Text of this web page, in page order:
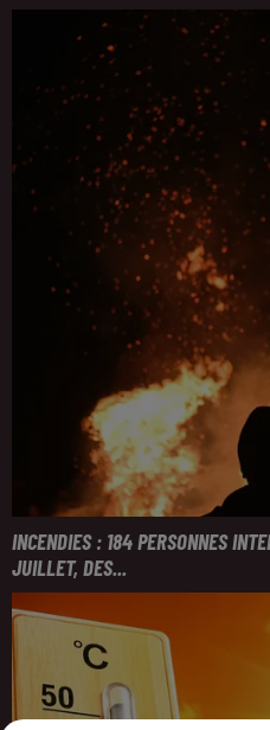
INCENDIES : 184 PERSONNES
JUILLET, DES...